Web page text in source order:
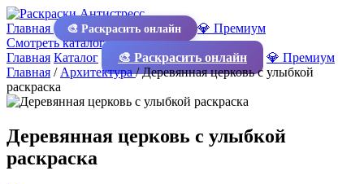
Главная 🎨 Раскрасить онлайн
💎 Премиум
Смотреть каталог
Главная Каталог 🎨 Раскрасить онлайн
💎 Премиум
Главная / Архитектура/Деревянная церковь с улыбкой
раскраска
Деревянная церковь с улыбкой
раскраска